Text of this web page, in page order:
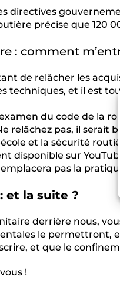
directives
précise que 120
: comment
de relâcher les
techniques, et il est
du code de la
relâchez pas, il
et la sécurité
disponible sur
pas la
et la suite ?
derrière nous,
le permettront,
et que le
!